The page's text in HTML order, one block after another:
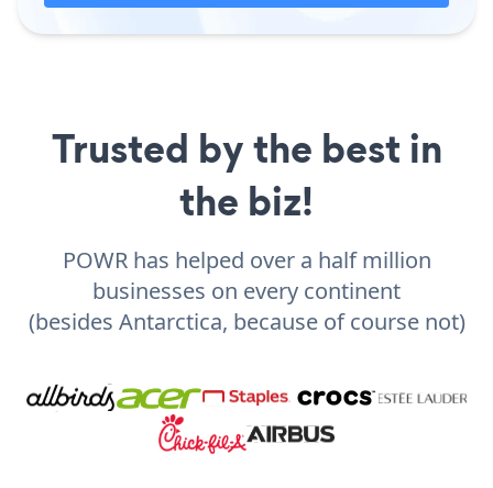
Trusted by the best in
the biz!
POWR has helped over a half million
businesses on every continent
(besides Antarctica, because of course not)